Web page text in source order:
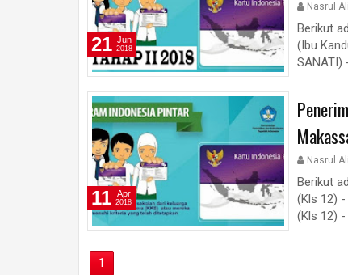
Nasrul
Berikut
(Ibu
SANATI)
21 Jun
2018
Nasrul
Berikut
(Kls 12) -
(Kls 12) -
11 Apr
2018
1